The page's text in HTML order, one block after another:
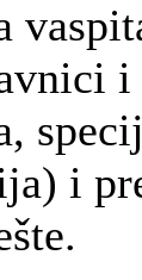
i
i